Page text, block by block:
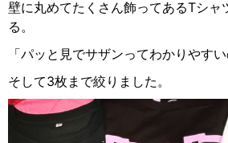
壁に丸めてたくさん飾ってあるTシャ
る。
「パッと見でサザンってわかりやすい
そして3枚まで絞りました。